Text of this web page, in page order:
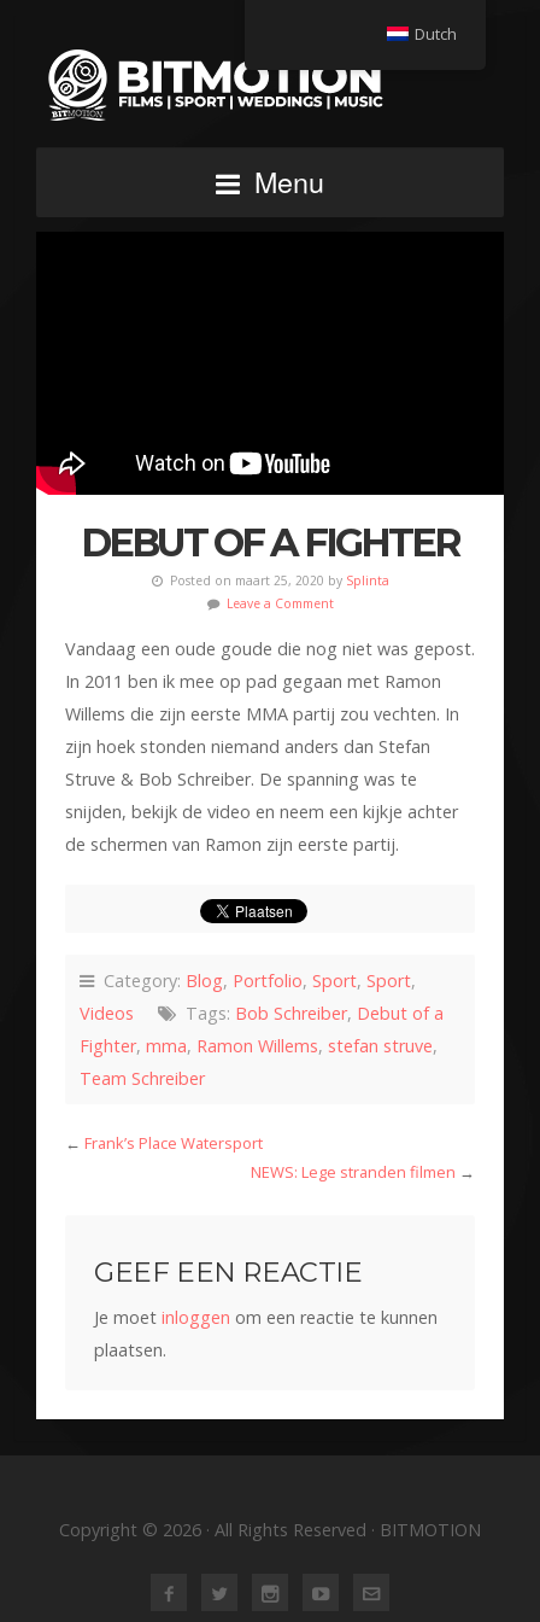
Menu
DEBUT OF A FIGHTER
Posted on maart 25, 2020 by Splinta
Leave a Comment
Vandaag een oude goude die nog niet was gepost.
In 2011 ben ik mee op pad gegaan met Ramon
Willems die zijn eerste MMA partij zou vechten. In
zijn hoek stonden niemand anders dan Stefan
Struve & Bob Schreiber. De spanning was te
snijden, bekijk de video en neem een kijkje achter
de schermen van Ramon zijn eerste partij.
Category: Blog, Portfolio, Sport, Sport,
Videos
Tags: Bob Schreiber, Debut of a
Fighter, mma, Ramon Willems, stefan struve,
Team Schreiber
← Frank’s Place Watersport
NEWS: Lege stranden filmen →
GEEF EEN REACTIE
Je moet inloggen om een reactie te kunnen
plaatsen.
Copyright © 2026 · All Rights Reserved · BITMOTION
Dutch